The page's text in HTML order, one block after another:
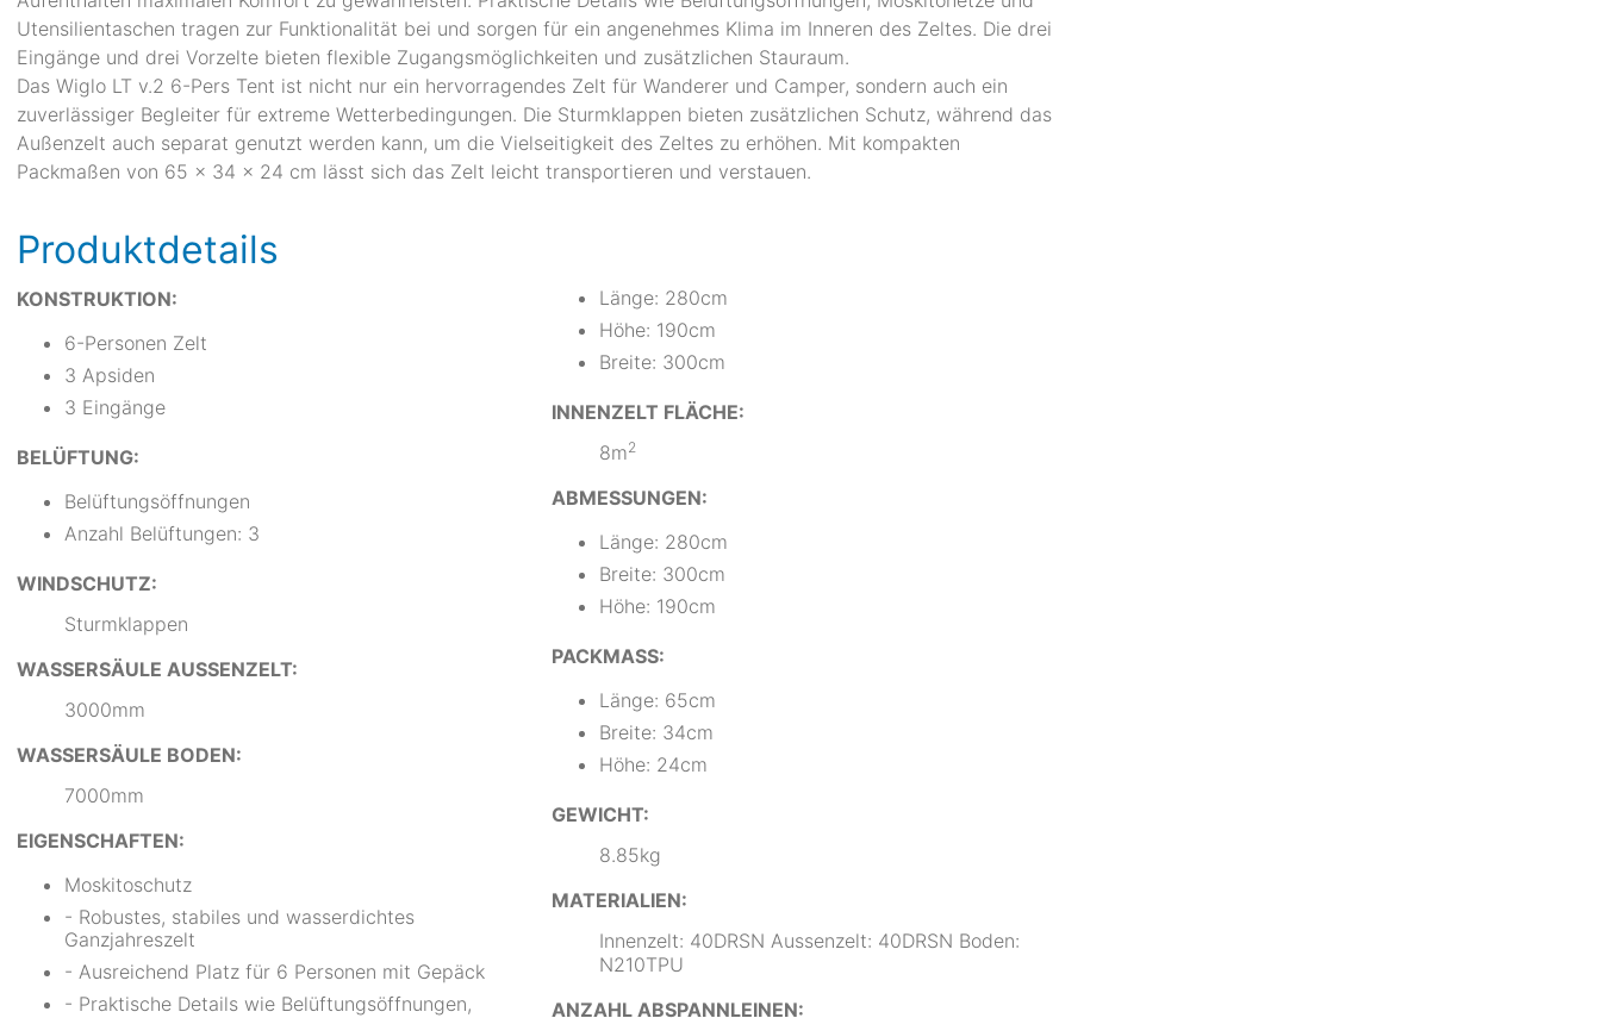
Utensilientaschen tragen zur Funktionalität bei und sorgen für ein angenehmes Klima im Inneren des Zeltes. Die drei
Eingänge und drei Vorzelte bieten flexible Zugangsmöglichkeiten und zusätzlichen Stauraum.
Das Wiglo LT v.2 6-Pers Tent ist nicht nur ein hervorragendes Zelt für Wanderer und Camper, sondern auch ein
zuverlässiger Begleiter für extreme Wetterbedingungen. Die Sturmklappen bieten zusätzlichen Schutz, während das
Außenzelt auch separat genutzt werden kann, um die Vielseitigkeit des Zeltes zu erhöhen. Mit kompakten
Packmaßen von 65 x 34 x 24 cm lässt sich das Zelt leicht transportieren und verstauen.
Produktdetails
KONSTRUKTION:
6-Personen Zelt
3 Apsiden
3 Eingänge
BELÜFTUNG:
Belüftungsöffnungen
Anzahl Belüftungen: 3
WINDSCHUTZ:
Sturmklappen
WASSERSÄULE AUSSENZELT:
3000mm
WASSERSÄULE BODEN:
7000mm
EIGENSCHAFTEN:
Moskitoschutz
- Robustes, stabiles und wasserdichtes
Ganzjahreszelt
- Ausreichend Platz für 6 Personen mit Gepäck
- Praktische Details wie Belüftungsöffnungen,
Länge: 280cm
Höhe: 190cm
Breite: 300cm
INNENZELT FLÄCHE:
8m2
ABMESSUNGEN:
Länge: 280cm
Breite: 300cm
Höhe: 190cm
PACKMASS:
Länge: 65cm
Breite: 34cm
Höhe: 24cm
GEWICHT:
8.85kg
MATERIALIEN:
Innenzelt: 40DRSN Aussenzelt: 40DRSN Boden:
N210TPU
ANZAHL ABSPANNLEINEN: